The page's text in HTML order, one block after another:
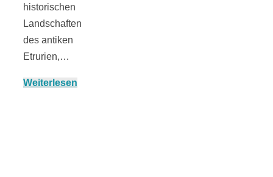
historischen
Landschaften
des antiken
Etrurien,…
Weiterlesen